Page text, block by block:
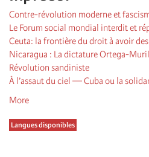
Contre-révolution moderne et
Le Forum social mondial interdit et
Ceuta: la frontière du droit à avoir
Nicaragua : La dictature Ortega-
Révolution sandiniste
À l’assaut du ciel — Cuba ou la
More
Langues disponibles